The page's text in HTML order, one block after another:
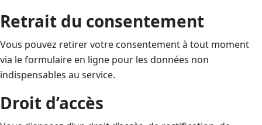
Retrait du consentement
Vous pouvez retirer votre consentement à tout moment
via le formulaire en ligne pour les données non
indispensables au service.
Droit d’accès